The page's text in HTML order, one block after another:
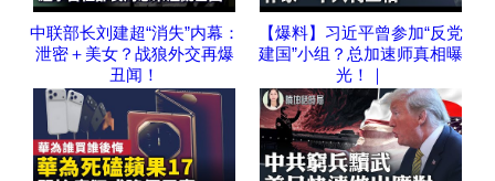
中联部长刘建超“消失”内幕：
泄密＋美女？战狼外交再爆
丑闻！
【爆料】习近平曾参加“反党
建国”小组？总加速师真相曝
光！｜